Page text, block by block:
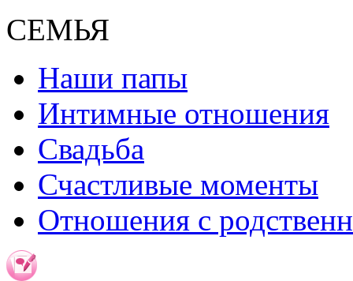
СЕМЬЯ
Наши папы
Интимные отношения
Свадьба
Счастливые моменты
Отношения с